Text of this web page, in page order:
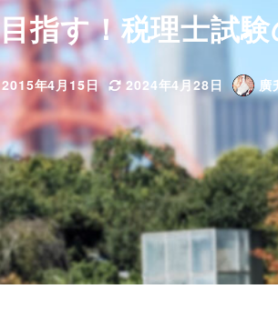
指す！税理士試
日
2015年4月15日
更新日
2024年4月28日
著
廣